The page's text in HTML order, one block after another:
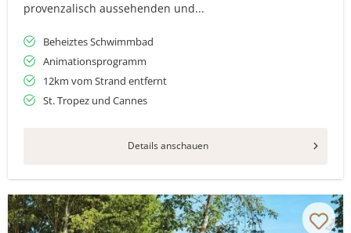
provenzalisch aussehenden und...
Beheiztes Schwimmbad
Animationsprogramm
12km vom Strand entfernt
St. Tropez und Cannes
Details anschauen